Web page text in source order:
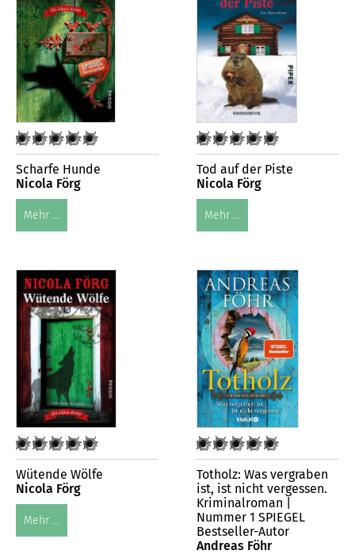
Scharfe Hunde
Nicola Förg
Mehr ...
Tod auf der Piste
Nicola Förg
Mehr ...
Wütende Wölfe
Nicola Förg
Mehr ...
Totholz: Was vergraben
ist, ist nicht vergessen.
Kriminalroman |
Nummer 1 SPIEGEL
Bestseller-Autor
Andreas Föhr